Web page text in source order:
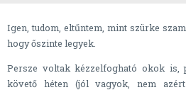
Igen, tudom, eltűntem, mint szürke
hogy őszinte legyek.
Persze voltak kézzelfogható okok is,
követő héten (jól vagyok, nem